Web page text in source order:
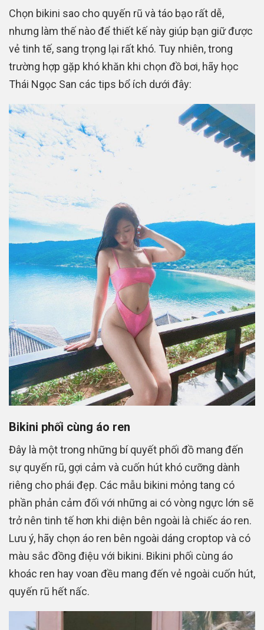
Chọn bikini sao cho quyến rũ và táo bạo rất dễ,
nhưng làm thế nào để thiết kế này giúp bạn giữ được
vẻ tinh tế, sang trọng lại rất khó. Tuy nhiên, trong
trường hợp gặp khó khăn khi chọn đồ bơi, hãy học
Thái Ngọc San các tips bổ ích dưới đây:
Bikini phối cùng áo ren
Đây là một trong những bí quyết phối đồ mang đến
sự quyến rũ, gợi cảm và cuốn hút khó cưỡng dành
riêng cho phái đẹp. Các mẫu bikini mỏng tang có
phần phản cảm đối với những ai có vòng ngực lớn sẽ
trở nên tinh tế hơn khi diện bên ngoài là chiếc áo ren.
Lưu ý, hãy chọn áo ren bên ngoài dáng croptop và có
màu sắc đồng điệu với bikini. Bikini phối cùng áo
khoác ren hay voan đều mang đến vẻ ngoài cuốn hút,
quyến rũ hết nấc.